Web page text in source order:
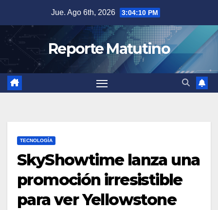
contenido
Jue. Ago 6th, 2026 3:04:11 PM
Reporte Matutino
TECNOLOGÍA
SkyShowtime lanza una
promoción irresistible
para ver Yellowstone